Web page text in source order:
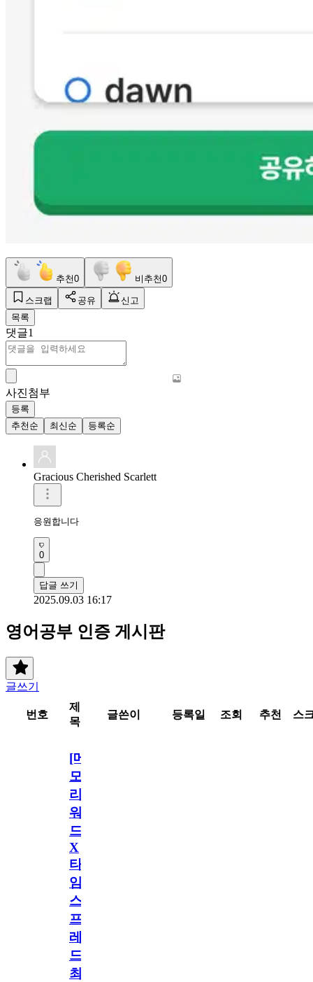
추천0 비추천0
스크랩 공유
신고
목록
댓글1
사진첨부
등록
추천순
최신순 등록순
Gracious Cherished Scarlett
응원합니다
0
답글 쓰기
2025.09.03 16:17
영어공부 인증 게시판
글쓰기
번호
제
목
글쓴이 등록일 조회 추천 스
[메
모
리
워
드
X
타
임
스
프
레
드]
최